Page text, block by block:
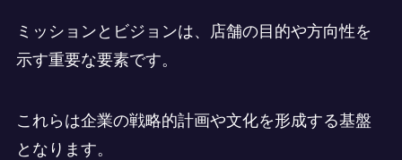
ミッションとビジョンは、店舗の目的や方向性を
示す重要な要素です。
これらは企業の戦略的計画や文化を形成する基盤
となります。